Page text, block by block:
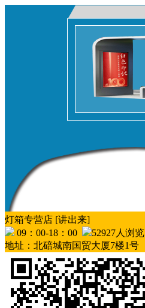
灯箱专营店 [讲出来]
09：00-18：00
52927人浏览
地址：北碚城南国贸大厦7楼1号